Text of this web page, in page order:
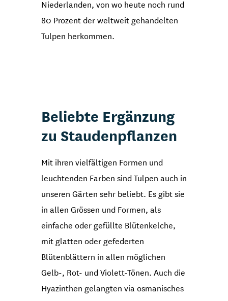
Niederlanden, von wo heute noch rund
80 Prozent der weltweit gehandelten
Tulpen herkommen.
Beliebte Ergänzung
zu Staudenpflanzen
Mit ihren vielfältigen Formen und
leuchtenden Farben sind Tulpen auch in
unseren Gärten sehr beliebt. Es gibt sie
in allen Grössen und Formen, als
einfache oder gefüllte Blütenkelche,
mit glatten oder gefederten
Blütenblättern in allen möglichen
Gelb-, Rot- und Violett-Tönen. Auch die
Hyazinthen gelangten via osmanisches